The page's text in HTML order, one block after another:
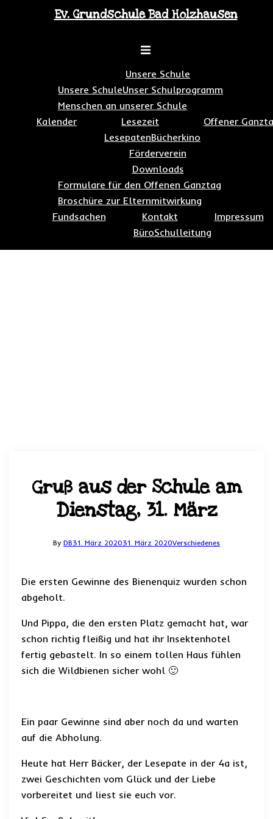
Ev. Grundschule Bad Holzhausen
Toggle
Unsere Schule
Unsere SchuleUnser Schulprogramm
Menschen an unserer Schule
Kalender
Lesezeit
LesepatenBücherkino
Offener
Förderverein
Downloads
Formulare für den Offenen Ganztag
Broschüre zur Elternmitwirkung
Fundsachen
Kontakt
BüroSchulleitung
Impressum
Gruß aus der Schule am
Dienstag, 31. März
By DB31. März 202031. März 2020Verschiedenes
Die ersten Gewinne des Bienenquiz wurden schon
abgeholt.
Und Pippa, die den ersten Platz gemacht hat, war
schon richtig fleißig und hat ihr Insektenhotel
fertig gebastelt. In so einem tollen Haus fühlen
sich die Wildbienen sicher wohl 🙂
Ein paar Gewinne sind aber noch da und warten
auf die Abholung.
Heute hat Herr Bäcker, der Lesepate in der 4a ist,
zwei Geschichten vom Glück und der Liebe
vorbereitet und liest sie euch vor.